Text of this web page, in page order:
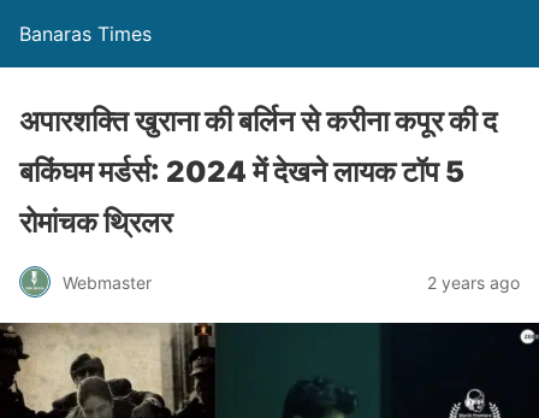
Banaras Times
अपारशक्ति खुराना की बर्लिन से करीना कपूर की द
बकिंघम मर्डर्स: 2024 में देखने लायक टॉप 5
रोमांचक थ्रिलर
Webmaster 2 years ago